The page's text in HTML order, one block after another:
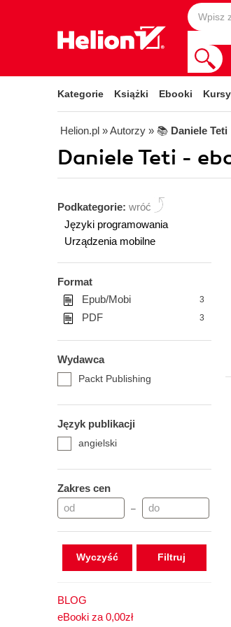
Kategorie Książki Ebooki
Helion.pl » Autorzy » 📚 Daniele Teti
Daniele Teti -
Podkategorie: wróć
Języki programowania
Urządzenia mobilne
Format
Epub/Mobi
3
PDF 3
Wydawca
Packt Publishing
Język publikacji
angielski
Zakres cen
–
Wyczyść
BLOG
eBooki za 0,00zł